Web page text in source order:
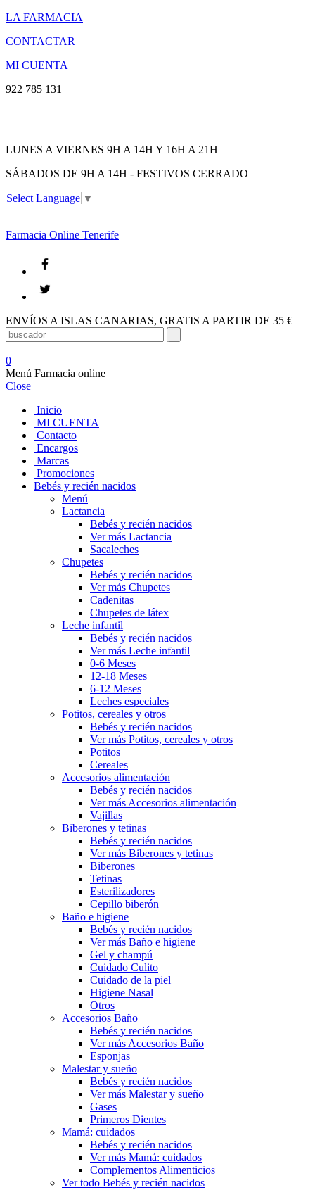
LA FARMACIA
CONTACTAR
MI CUENTA
922 785 131
LUNES A VIERNES 9H A 14H Y 16H A 21H
SÁBADOS DE 9H A 14H - FESTIVOS CERRADO
Select Language ▼
Farmacia Online Tenerife
ENVÍOS A ISLAS CANARIAS, GRATIS A PARTIR DE 35 €
0
Menú Farmacia online
Close
Inicio
MI CUENTA
Contacto
Encargos
Marcas
Promociones
Bebés y recién nacidos
Menú
Lactancia
Bebés y recién nacidos
Ver más Lactancia
Sacaleches
Chupetes
Bebés y recién nacidos
Ver más Chupetes
Cadenitas
Chupetes de látex
Leche infantil
Bebés y recién nacidos
Ver más Leche infantil
0-6 Meses
12-18 Meses
6-12 Meses
Leches especiales
Potitos, cereales y otros
Bebés y recién nacidos
Ver más Potitos, cereales y otros
Potitos
Cereales
Accesorios alimentación
Bebés y recién nacidos
Ver más Accesorios alimentación
Vajillas
Biberones y tetinas
Bebés y recién nacidos
Ver más Biberones y tetinas
Biberones
Tetinas
Esterilizadores
Cepillo biberón
Baño e higiene
Bebés y recién nacidos
Ver más Baño e higiene
Gel y champú
Cuidado Culito
Cuidado de la piel
Higiene Nasal
Otros
Accesorios Baño
Bebés y recién nacidos
Ver más Accesorios Baño
Esponjas
Malestar y sueño
Bebés y recién nacidos
Ver más Malestar y sueño
Gases
Primeros Dientes
Mamá: cuidados
Bebés y recién nacidos
Ver más Mamá: cuidados
Complementos Alimenticios
Ver todo Bebés y recién nacidos